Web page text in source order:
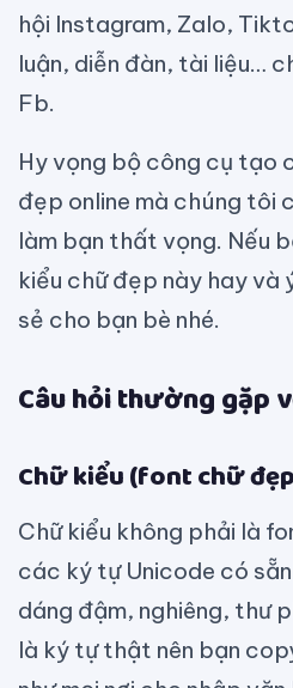
hội Instagram, Zalo,
luận, diễn đàn, tài liệu…
Fb.
Hy vọng bộ công cụ tạo
đẹp online mà chúng tôi
làm bạn thất vọng. Nếu
kiểu chữ đẹp này hay và
sẻ cho bạn bè nhé.
Câu hỏi thường gặp
Chữ kiểu (font chữ
Chữ kiểu không phải là
các ký tự Unicode có
dáng đậm, nghiêng, thư
là ký tự thật nên bạn